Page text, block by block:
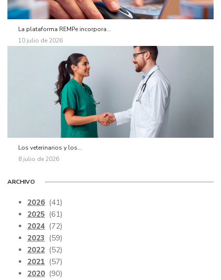
La plataforma REMPe incorpora...
10 julio de 2026
Los veterinarios y los...
8 julio de 2026
ARCHIVO
2026 (41)
2025 (61)
2024 (72)
2023 (59)
2022 (52)
2021 (57)
2020 (90)